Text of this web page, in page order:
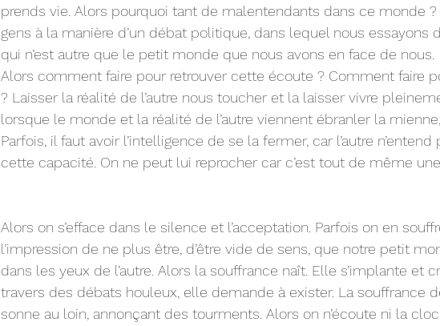
prends vie. Alors pourquoi tant de malentendants dans ce monde
gens à la manière d’un débat politique, dans lequel nous essayons
qui n’est autre que le petit monde que nous avons en face de nous.
Alors comment faire pour retrouver cette écoute ? Comment faire
? Laisser la réalité de l’autre nous toucher et la laisser vivre
lorsque le monde et la réalité de l’autre viennent ébranler la
Parfois, il faut avoir l’intelligence de se la fermer, car l’autre n’entend
cette capacité. On ne peut lui reprocher car c’est tout de même
Alors on s’efface dans le silence et l’acceptation. Parfois on en
l’impression de ne plus être, d’être vide de sens, que notre petit
dans les yeux de l’autre. Alors la souffrance naît. Elle s’implante et
travers des débats houleux, elle demande à exister. La souffrance
sonne au loin, annonçant des tourments. Alors on n’écoute ni la